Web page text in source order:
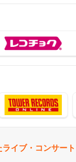
イブ・コンサート